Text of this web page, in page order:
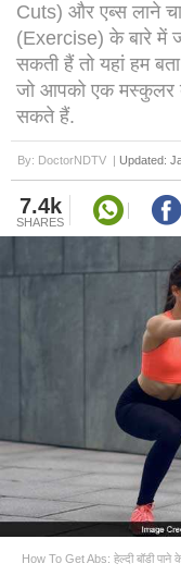
Cuts) और एब्स लाने
(Exercise) के बारे में
सकती हैं तो यहां हम
जो आपको एक मस्कुलर
सकते हैं.
By: DoctorNDTV | Updated:
7.4k
SHARES
How To Get Abs: हेल्दी बॉडी पाने